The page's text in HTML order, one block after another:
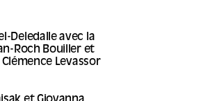
Deledalle avec la
Roch Bouiller et
Levassor